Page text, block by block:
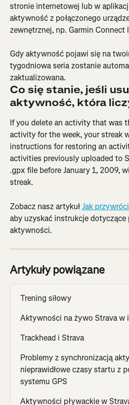
stronie internetowej lub w
aktywność z połączonego
zewnętrznej, np. Garmin Connect
Gdy aktywność pojawi się na
tygodniowa seria zostanie
zaktualizowana.
Co się stanie, jeśli
aktywność, która
If you delete an activity that was
activity for the week, your streak
instructions for restoring an
activities previously uploaded to
.gpx file before January 1, 2009,
streak.
Zobacz nasz artykuł Jak
aby uzyskać instrukcje
aktywności.
Artykuły powiązane
Trening siłowy
Aktywności na żywo Strava w
Trackhead i Strava
Problemy z synchronizacją
nieprawidłowe czasy startu z
systemu GPS
Aktywności pływackie w